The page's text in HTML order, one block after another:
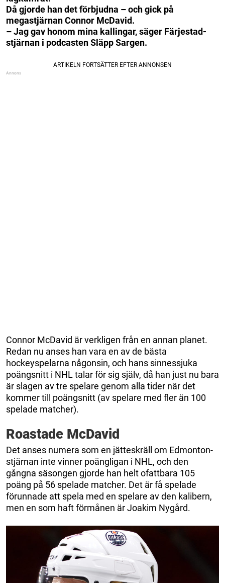
Då gjorde han det förbjudna – och gick på
megastjärnan Connor McDavid.
– Jag gav honom mina kallingar, säger Färjestad-
stjärnan i podcasten Släpp Sargen.
Connor McDavid är verkligen från en annan planet.
Redan nu anses han vara en av de bästa
hockeyspelarna någonsin, och hans sinnessjuka
poängsnitt i NHL talar för sig själv, då han just nu bara
är slagen av tre spelare genom alla tider när det
kommer till poängsnitt (av spelare med fler än 100
spelade matcher).
Roastade McDavid
Det anses numera som en jätteskräll om Edmonton-
stjärnan inte vinner poängligan i NHL, och den
gångna säsongen gjorde han helt ofattbara 105
poäng på 56 spelade matcher. Det är få spelade
förunnade att spela med en spelare av den kalibern,
men en som haft förmånen är Joakim Nygård.